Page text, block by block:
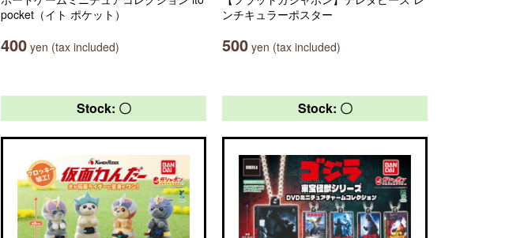
pocket（イト ポケット）
400 yen (tax included)
ンチキュラーポスター
500 yen (tax included)
Stock: 〇 Stock: 〇